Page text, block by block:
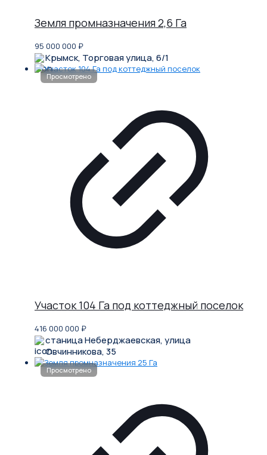
Земля промназначения 2,6 Га
95 000 000 ₽
Крымск, Торговая улица, 6/1
Участок 104 Га под коттеджный поселок
416 000 000 ₽
станица Неберджаевская, улица
Овчинникова, 35